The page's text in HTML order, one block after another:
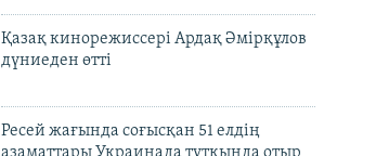
Қазақ кинорежиссері Ардақ Әмірқұлов
дүниеден өтті
Ресей жағында соғысқан 51 елдің